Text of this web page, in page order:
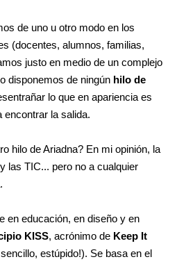
de uno u otro modo en los
(docentes, alumnos, familias,
justo en medio de un complejo
disponemos de ningún hilo de
lo que en apariencia es
la salida.
hilo de Ariadna? En mi opinión, la
las TIC... pero no a cualquier
en educación, en diseño y en
KISS, acrónimo de Keep It
estúpido!). Se basa en el